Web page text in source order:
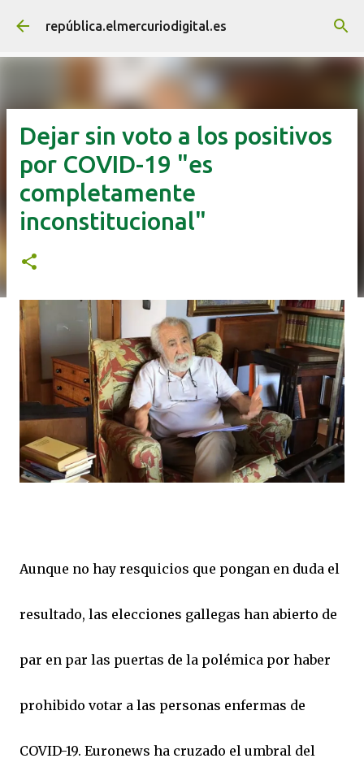
Ir al contenido principal
república.elmercuriodigital.es
Dejar sin voto a los positivos
por COVID-19 "es
completamente
inconstitucional"
Aunque no hay resquicios que pongan en duda el
resultado, las elecciones gallegas han abierto de
par en par las puertas de la polémica por haber
prohibido votar a las personas enfermas de
COVID-19. Euronews ha cruzado el umbral del